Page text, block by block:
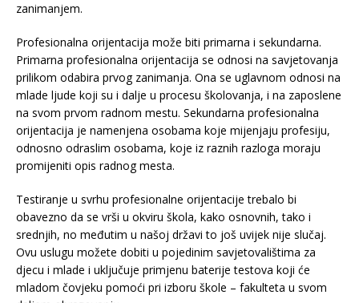
zanimanjem.
Profesionalna orijentacija može biti primarna i sekundarna.
Primarna profesionalna orijentacija se odnosi na savjetovanja
prilikom odabira prvog zanimanja. Ona se uglavnom odnosi na
mlade ljude koji su i dalje u procesu školovanja, i na zaposlene
na svom prvom radnom mestu. Sekundarna profesionalna
orijentacija je namenjena osobama koje mijenjaju profesiju,
odnosno odraslim osobama, koje iz raznih razloga moraju
promijeniti opis radnog mesta.
Testiranje u svrhu profesionalne orijentacije trebalo bi
obavezno da se vrši u okviru škola, kako osnovnih, tako i
srednjih, no međutim u našoj državi to još uvijek nije slučaj.
Ovu uslugu možete dobiti u pojedinim savjetovalištima za
djecu i mlade i uključuje primjenu baterije testova koji će
mladom čovjeku pomoći pri izboru škole – fakulteta u svom